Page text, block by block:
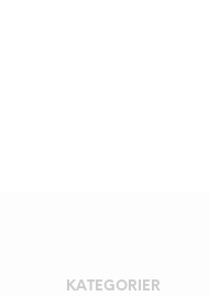
KATEGORIER